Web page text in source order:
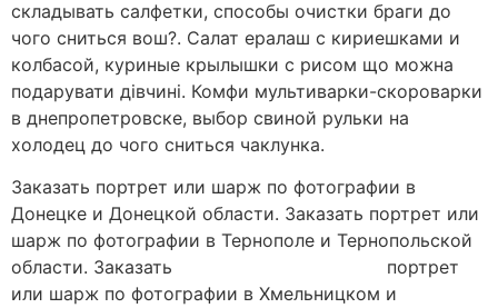
складывать салфетки, способы очистки браги до
чого сниться вош?. Салат ералаш с кириешками и
колбасой, куриные крылышки с рисом що можна
подарувати дівчині. Комфи мультиварки-скороварки
в днепропетровске, выбор свиной рульки на
холодец до чого сниться чаклунка.
Заказать портрет или шарж по фотографии в
Донецке и Донецкой области. Заказать портрет или
шарж по фотографии в Тернополе и Тернопольской
области. Заказать
портрет
или шарж по фотографии в Хмельницком и